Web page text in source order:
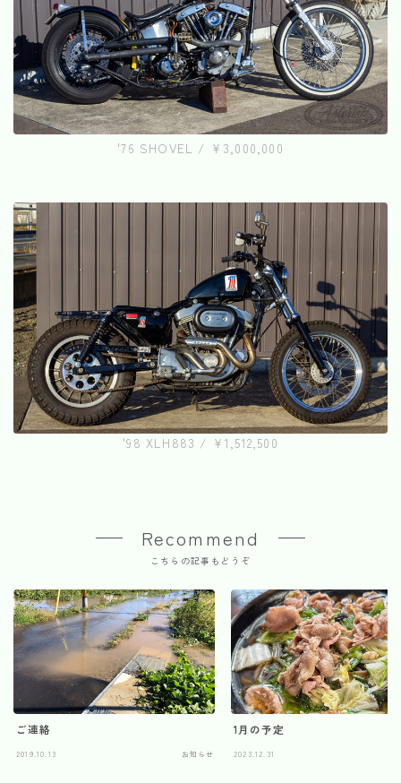
'76 SHOVEL / ¥3,000,000
'98 XLH883 / ¥1,512,500
Recommend
こちらの記事もどうぞ
ご連絡
2019.10.13 お知らせ
1月の予定
2023.12.31